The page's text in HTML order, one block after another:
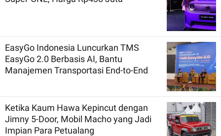
EasyGo Indonesia Luncurkan TMS
EasyGo 2.0 Berbasis AI, Bantu
Manajemen Transportasi End-to-End
Ketika Kaum Hawa Kepincut dengan
Jimny 5-Door, Mobil Macho yang Jadi
Impian Para Petualang